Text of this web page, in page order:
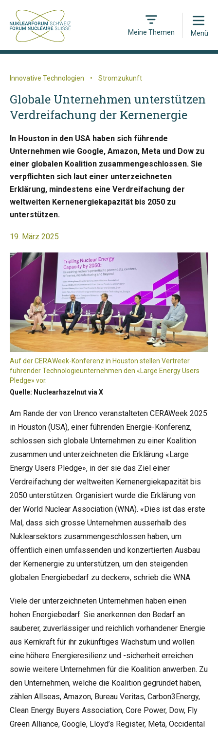
Meine Themen
Open
Menü
Innovative Technologien • Stromzukunft
Globale Unternehmen unterstützen
Verdreifachung der Kernenergie
In Houston in den USA haben sich führende
Unternehmen wie Google, Amazon, Meta und Dow zu
einer globalen Koalition zusammengeschlossen. Sie
verpflichten sich laut einer unterzeichneten
Erklärung, mindestens eine Verdreifachung der
weltweiten Kernenergiekapazität bis 2050 zu
unterstützen.
19. März 2025
Auf der CERAWeek-Konferenz in Houston stellen Vertreter
führender Technologieunternehmen den «Large Energy Users
Pledge» vor.
Quelle: Nuclearhazelnut via X
Am Rande der von Urenco veranstalteten CERAWeek 2025
in Houston (USA), einer führenden Energie-Konferenz,
schlossen sich globale Unternehmen zu einer Koalition
zusammen und unterzeichneten die Erklärung «Large
Energy Users Pledge», in der sie das Ziel einer
Verdreifachung der weltweiten Kernenergiekapazität bis
2050 unterstützen. Organisiert wurde die Erklärung von
der World Nuclear Association (WNA). «Dies ist das erste
Mal, dass sich grosse Unternehmen ausserhalb des
Nuklearsektors zusammengeschlossen haben, um
öffentlich einen umfassenden und konzertierten Ausbau
der Kernenergie zu unterstützen, um den steigenden
globalen Energiebedarf zu decken», schrieb die WNA.
Viele der unterzeichneten Unternehmen haben einen
hohen Energiebedarf. Sie anerkennen den Bedarf an
sauberer, zuverlässiger und reichlich vorhandener Energie
aus Kernkraft für ihr zukünftiges Wachstum und wollen
eine höhere Energieresilienz und -sicherheit erreichen
sowie weitere Unternehmen für die Koalition anwerben. Zu
den Unternehmen, welche die Koalition gegründet haben,
zählen Allseas, Amazon, Bureau Veritas, Carbon3Energy,
Clean Energy Buyers Association, Core Power, Dow, Fly
Green Alliance, Google, Lloyd’s Register, Meta, Occidental